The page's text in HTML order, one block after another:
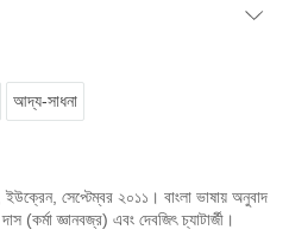
আদ্য-সাধনা
সেপ্টেম্বর ২০১১। বাংলা ভাষায় অনুবাদ
(কর্মা জ্ঞানবজ্র) এবং দেবজিৎ চ্যাটার্জী।